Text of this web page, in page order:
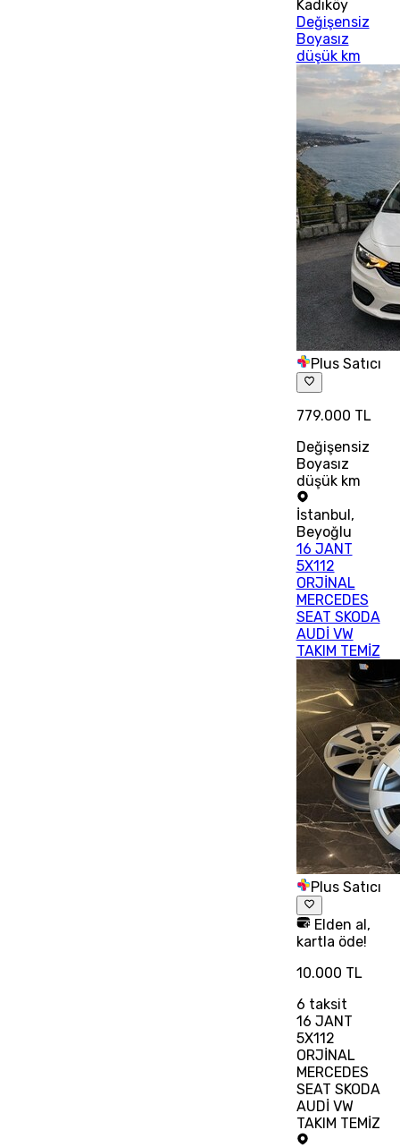
Kadıköy
Değişensiz
Boyasız
düşük km
Plus Satıcı
779.000 TL
Değişensiz
Boyasız
düşük km
İstanbul,
Beyoğlu
16 JANT
5X112
ORJİNAL
MERCEDES
SEAT SKODA
AUDİ VW
TAKIM TEMİZ
Plus Satıcı
Elden al,
kartla öde!
10.000 TL
6 taksit
16 JANT
5X112
ORJİNAL
MERCEDES
SEAT SKODA
AUDİ VW
TAKIM TEMİZ